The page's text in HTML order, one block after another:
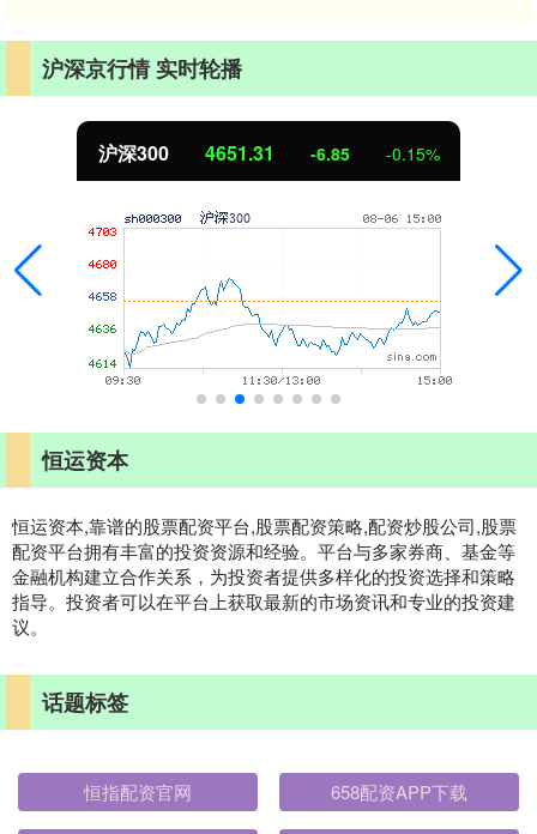
沪深京行情 实时轮播
沪深300 4651.31 -6.85 -0.15%
恒运资本
恒运资本,靠谱的股票配资平台,股票配资策略,配资炒股公司,股票
配资平台拥有丰富的投资资源和经验。平台与多家券商、基金等
金融机构建立合作关系，为投资者提供多样化的投资选择和策略
指导。投资者可以在平台上获取最新的市场资讯和专业的投资建
议。
话题标签
恒指配资官网 658配资APP下载